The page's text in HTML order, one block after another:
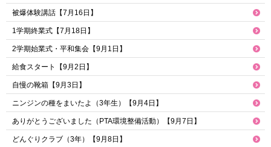
被爆体験講話【7月16日】
1学期終業式【7月18日】
2学期始業式・平和集会【9月1日】
給食スタート【9月2日】
自慢の靴箱【9月3日】
ニンジンの種をまいたよ（3年生）【9月4日】
ありがとうございました（PTA環境整備活動）【9月7日】
どんぐりクラブ（3年）【9月8日】